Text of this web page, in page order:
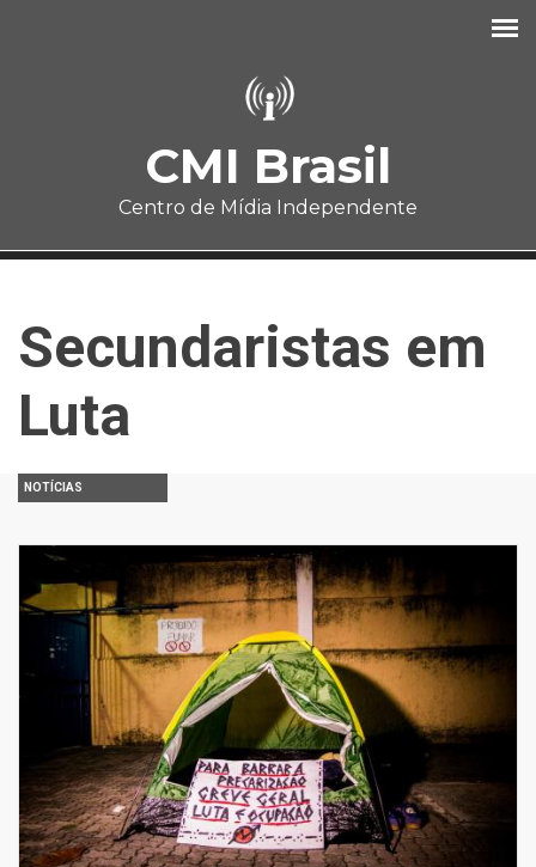
CMI Brasil
Centro de Mídia Independente
Secundaristas em
Luta
NOTÍCIAS